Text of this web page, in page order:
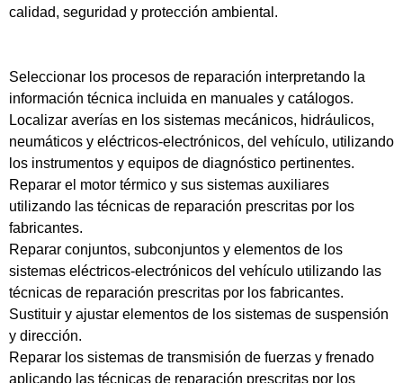
calidad, seguridad y protección ambiental.
Seleccionar los procesos de reparación interpretando la
información técnica incluida en manuales y catálogos.
Localizar averías en los sistemas mecánicos, hidráulicos,
neumáticos y eléctricos-electrónicos, del vehículo, utilizando
los instrumentos y equipos de diagnóstico pertinentes.
Reparar el motor térmico y sus sistemas auxiliares
utilizando las técnicas de reparación prescritas por los
fabricantes.
Reparar conjuntos, subconjuntos y elementos de los
sistemas eléctricos-electrónicos del vehículo utilizando las
técnicas de reparación prescritas por los fabricantes.
Sustituir y ajustar elementos de los sistemas de suspensión
y dirección.
Reparar los sistemas de transmisión de fuerzas y frenado
aplicando las técnicas de reparación prescritas por los